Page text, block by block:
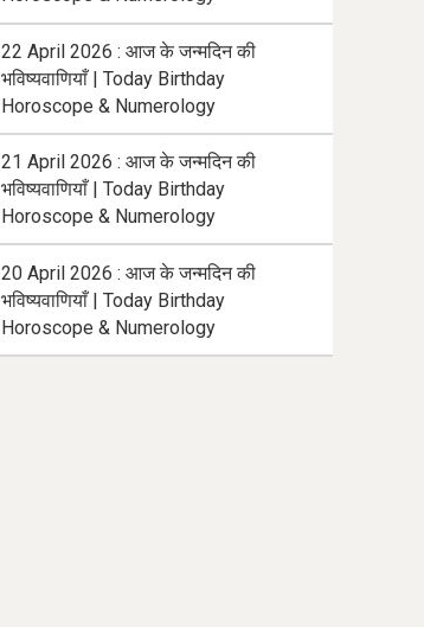
22 April 2026 : आज के जन्मदिन की
भविष्यवाणियाँ | Today Birthday
Horoscope & Numerology
21 April 2026 : आज के जन्मदिन की
भविष्यवाणियाँ | Today Birthday
Horoscope & Numerology
20 April 2026 : आज के जन्मदिन की
भविष्यवाणियाँ | Today Birthday
Horoscope & Numerology